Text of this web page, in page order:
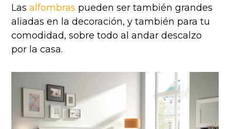
Lasalfombras pueden ser también grandes
aliadas en la decoración, y también para tu
comodidad, sobre todo al andar descalzo
por la casa.